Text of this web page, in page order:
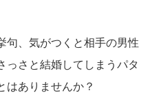
句、気がつくと相手の男性
っさと結婚してしまうパタ
はありませんか？